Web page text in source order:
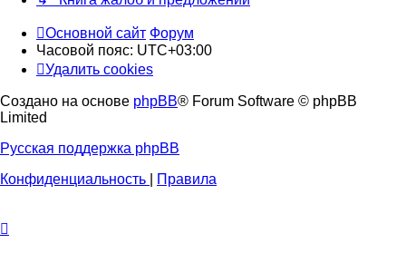
Основной сайт Форум
Часовой пояс: UTC+03:00
Удалить cookies
Создано на основе phpBB® Forum Software © phpBB
Limited
Русская поддержка phpBB
Конфиденциальность
Правила